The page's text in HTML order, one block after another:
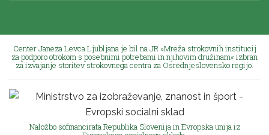
Center Janeza Levca Ljubljana je bil na JR »Mreža strokovnih institucij
za podporo otrokom s posebnimi potrebami in njihovim družinam« izbran
za izvajanje storitev strokovnega centra za Osrednjeslovensko regijo.
Naložbo sofinancirata Republika Slovenija in Evropska unija iz